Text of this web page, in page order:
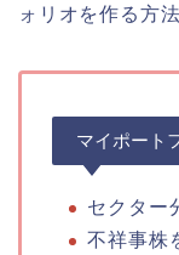
ォリオを作る方
マイポート
セクター
不祥事株